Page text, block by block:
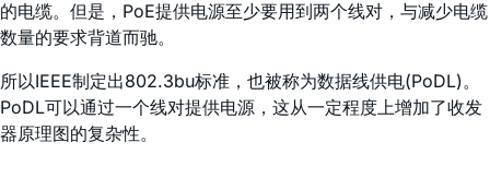
的电缆。但是，PoE提供电源至少要用到两个线对，与减少电缆
数量的要求背道而驰。
所以IEEE制定出802.3bu标准，也被称为数据线供电(PoDL)。
PoDL可以通过一个线对提供电源，这从一定程度上增加了收发
器原理图的复杂性。